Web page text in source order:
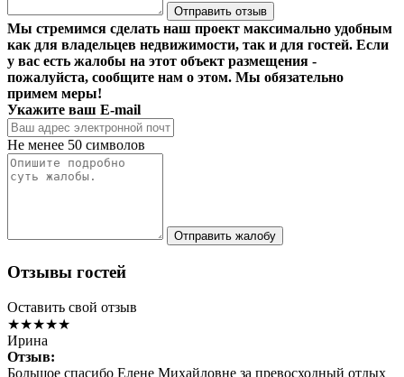
Отправить отзыв
Мы стремимся сделать наш проект максимально удобным
как для владельцев недвижимости, так и для гостей. Если
у вас есть жалобы на этот объект размещения -
пожалуйста, сообщите нам о этом. Мы обязательно
примем меры!
Укажите ваш E-mail
Не менее 50 символов
Отправить жалобу
Отзывы гостей
Оставить свой отзыв
★★★★★
Ирина
Отзыв:
Большое спасибо Елене Михайловне за превосходный отдых